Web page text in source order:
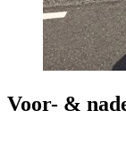
Voor- &